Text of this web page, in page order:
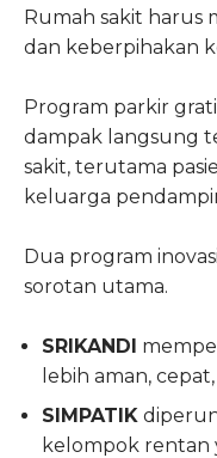
Rumah sakit harus
dan keberpihakan
Program parkir
dampak langsung
sakit, terutama
keluarga
Dua program
sorotan utama.
SRIKANDI
lebih aman,
SIMPATIK
kelompok rentan